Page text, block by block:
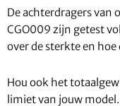
De achterdragers van
CGO009 zijn getest
over de sterkte en hoe
Hou ook het
limiet van jouw